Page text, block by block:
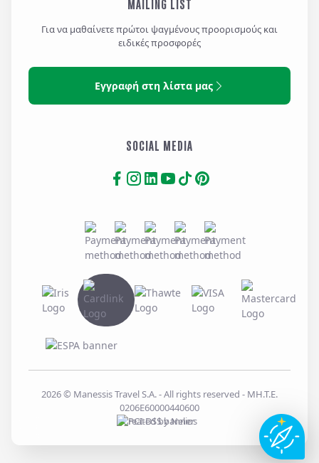
MAILING LIST
Για να μαθαίνετε πρώτοι ψαγμένους προορισμούς και
ειδικές προσφορές
Εγγραφή στη λίστα μας
SOCIAL MEDIA
2026© Manessis Travel S.A. - All rights reserved - MH.T.E.
0206E60000440600
Created byNelios